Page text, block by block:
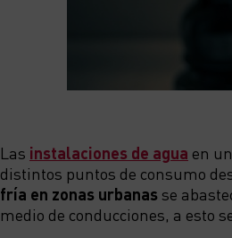
Las instalaciones de agua en
distintos puntos de consumo
fría en zonas urbanas se
medio de conducciones, a esto